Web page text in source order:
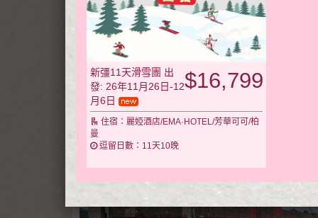
新彊11天滑雪團 出
發: 26年11月26日-12
月6日
$16,799
住宿：麗婭酒店/EMA·HOTEL/芳華可可/柏
曼
逗留日數：11天10晚